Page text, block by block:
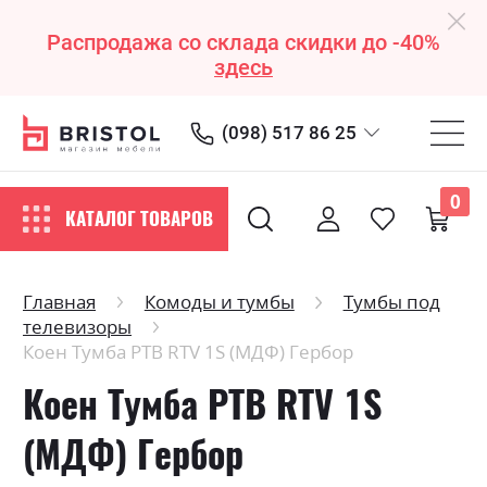
Распродажа со склада скидки до -40%
здесь
(098) 517 86 25
КАТАЛОГ ТОВАРОВ
0
Главная Комоды и тумбы
Тумбы под
телевизоры
Коен Тумба РТВ RTV 1S (МДФ) Гербор
Коен Тумба РТВ RTV 1S
(МДФ) Гербор